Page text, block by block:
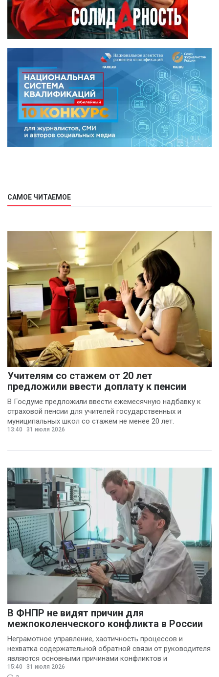
САМОЕ ЧИТАЕМОЕ
Учителям со стажем от 20 лет
предложили ввести доплату к пенсии
В Госдуме предложили ввести ежемесячную надбавку к
страховой пенсии для учителей государственных и
муниципальных школ со стажем не менее 20 лет.
13:40 31 июля 2026
В ФНПР не видят причин для
межпоколенческого конфликта в России
Неграмотное управление, хаотичность процессов и
нехватка содержательной обратной связи от руководителя
являются основными причинами конфликтов и
раздражения в
15:40
31 июля 2026